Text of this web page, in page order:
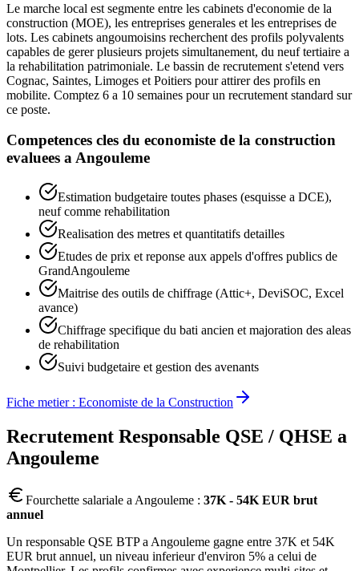
Le marche local est segmente entre les cabinets d'economie de la
construction (MOE), les entreprises generales et les entreprises de
lots. Les cabinets angoumoisins recherchent des profils polyvalents
capables de gerer plusieurs projets simultanement, du neuf tertiaire a
la rehabilitation patrimoniale. Le bassin de recrutement s'etend vers
Cognac, Saintes, Limoges et Poitiers pour attirer des profils en
mobilite. Comptez 6 a 10 semaines pour un recrutement standard sur
ce poste.
Competences cles du economiste de la construction
evaluees aAngouleme
Estimation budgetaire toutes phases (esquisse a DCE),
neuf comme rehabilitation
Realisation des metres et quantitatifs detailles
Etudes de prix et reponse aux appels d'offres publics de
GrandAngouleme
Maitrise des outils de chiffrage (Attic+, DeviSOC, Excel
avance)
Chiffrage specifique du bati ancien et majoration des aleas
de rehabilitation
Suivi budgetaire et gestion des avenants
Fiche metier : Economiste de la Construction
Recrutement Responsable QSE / QHSE a
Angouleme
Fourchette salariale a Angouleme : 37K - 54K EUR brut
annuel
Un responsable QSE BTP a Angouleme gagne entre 37K et 54K
EUR brut annuel, un niveau inferieur d'environ 5% a celui de